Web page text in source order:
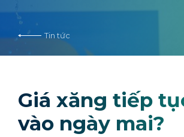
Tin tức
Giá xăng tiếp
vào ngày mai?